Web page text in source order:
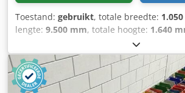
Toestand: gebruikt, totale breedte:
lengte: 9.500 mm, totale hoogte: 1.640
150 kg - Documentatie aanwezig: Nee
Eeljk - CE certificaat aanwezig: Nee -
[kW]: 2.2 - Aansluitdiameter [mm]: 400 -
[mm]: 350 - Vermogen [kW]: 22.0 -